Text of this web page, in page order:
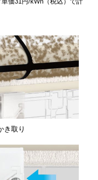
価31円/kWh（税込）で計
き取り